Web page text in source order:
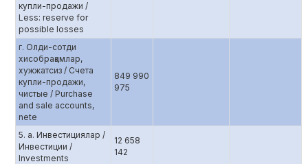
купли-продажи /
Less: reserve for
possible losses
г. Олди-сотди
хисобрақамлар,
хужжатсиз / Счета
купли-продажи,
чистые / Purchase
and sale accounts,
netе
849 990
975
5. а. Инвестициялар /
Инвестиции /
Investments
12 658
142